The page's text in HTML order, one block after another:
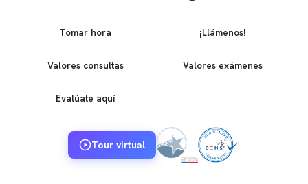
Tomar hora ¡Llámenos!
Valores consultas Valores exámenes
Evalúate aquí
Tour virtual